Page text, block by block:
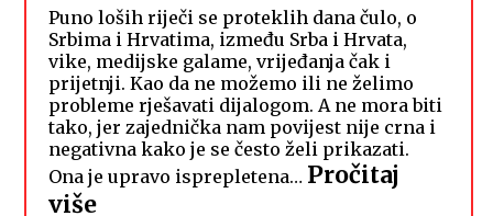
Puno loših riječi se proteklih dana čulo, o
Srbima i Hrvatima, između Srba i Hrvata,
vike, medijske galame, vrijeđanja čak i
prijetnji. Kao da ne možemo ili ne želimo
probleme rješavati dijalogom. A ne mora biti
tako, jer zajednička nam povijest nije crna i
negativna kako je se često želi prikazati.
Ona je upravo isprepletena… Pročitaj
više: